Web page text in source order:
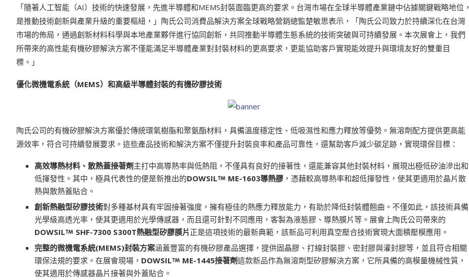
「隨著人工智能（AI）技術的快速發展，先進半導體和MEMS封裝面臨更高的要求。台灣市場在全球半導體產業鏈中佔據關鍵戰略地位，
是推動技術創新與產業升級的重要樞紐，」陶氏公司消費品解決方案全球戰略營銷總監楚敏思表示，「陶氏公司致力於持續深化在台灣
市場的佈局，通過創新材料科學與本地產業夥伴進行協同創新，共同推動半導體生態系統的技術突破與可持續發展。本次展會上，我們
所帶來的高性能有機矽膠解決方案不僅能滿足半導體產業對封裝材料的更高要求，更能協助客戶實現能效提升與環境友好的雙重目
標。」
優化微機電系統（MEMS）和高級半導體封裝的有機矽膠技術
陶氏公司的有機矽膠解決方案優於傳統環氧樹脂和聚氨酯材料，具備溫度穩定性、低吸濕性和應力釋放等優勢。無溶劑配方提供更高能
源效率，符合可持續發展要求。這些產品技術和解決方案不僅提升封裝良率和產品可靠性，還幫助客戶減少碳足跡，實現環保目標：
高效導熱材料、散熱蓋接著劑主打中高導熱率與低熱阻，不僅具有良好的接著性，還能兼容其他封裝材料，展現出極低矽油滲出和
低揮發性。其中，極具代表性的便是新推出的DOWSIL ME-1603導熱膠 ，憑藉較高導熱率和超低揮發性，使其更適用於晶片散
熱與散熱蓋貼合。
創新熱融型矽膠技術對多種基材具有牢固接著強度，擁有極佳的熱應力釋放能力，有助於降低封裝體翹曲。不僅如此，該技術具備
光學級高透光率，使其更適用於光學傳感器，而且還可針對不同應用，客製為液態膠、導熱膜片等。展會上陶氏公司帶來的
DOWSIL
SHF-7300 S300T熱融型矽膠膜片正是這項技術的最新典範，該新品可利用真空壓合技術實現大面積壓模應用。
完整的微機電系統(MEMS)封裝方案涵蓋豐富的有機矽膠產品選擇，提供固晶膠、打線封裝膠、密封膠與灌封膠等，並且符合相關
環保法規的要求。在展會現場， DOWSIL ME-1445接著劑這款新品作為無溶劑型矽膠解決方案，它所具備的高模量機械性質，
使其適用於傳感器晶片接著與外蓋貼合。